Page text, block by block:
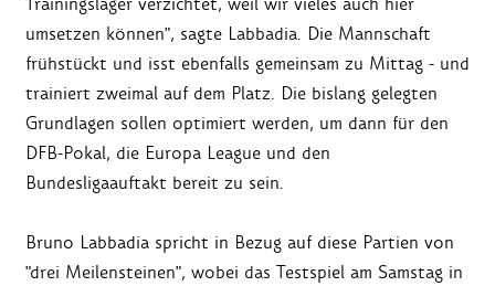
umsetzen können", sagte Labbadia. Die Mannschaft
frühstückt und isst ebenfalls gemeinsam zu Mittag - und
trainiert zweimal auf dem Platz. Die bislang gelegten
Grundlagen sollen optimiert werden, um dann für den
DFB-Pokal, die Europa League und den
Bundesligaauftakt bereit zu sein.
Bruno Labbadia spricht in Bezug auf diese Partien von
"drei Meilensteinen", wobei das Testspiel am Samstag in